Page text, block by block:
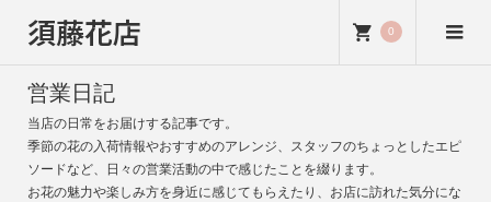
須藤花店 0
営業日記
当店の日常をお届けする記事です。
季節の花の入荷情報やおすすめのアレンジ、スタッフのちょっとしたエピ
ソードなど、日々の営業活動の中で感じたことを綴ります。
お花の魅力や楽しみ方を身近に感じてもらえたり、お店に訪れた気分にな